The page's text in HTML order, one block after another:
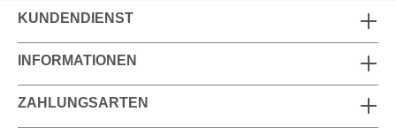
KUNDENDIENST
INFORMATIONEN
ZAHLUNGSARTEN